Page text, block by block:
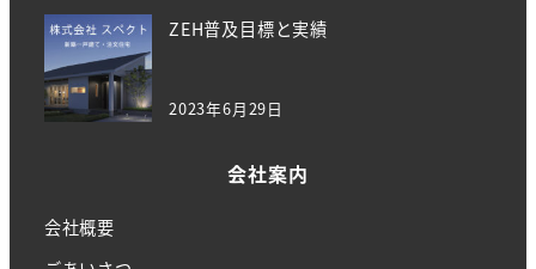
ZEH普及目標と実績
2023年6月29日
会社案内
会社概要